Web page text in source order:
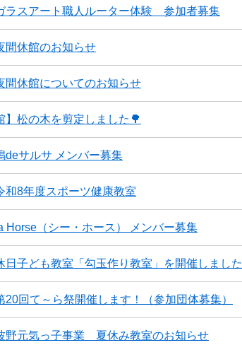
ラスアート職人ルーター体験 参加者募集
間休館のお知らせ
間休館についてのお知らせ
】松の木を剪定しました🌳
deサルサ メンバー募集
和8年度スポーツ健康教室
Horse（シー・ホース） メンバー募集
日子ども教室「勾玉作り教室」を開催しました
20回て～ら祭開催します！（参加団体募集）
野元気っ子事業 夏休み教室のお知らせ